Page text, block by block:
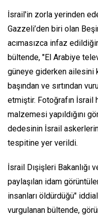
İsrail'in zorla yerinden
Gazzeli’den biri olan
acımasızca infaz
bültende, "El Arabiye
güneye giderken ailesini
başından ve sırtından
etmiştir. Fotoğrafın İsrail
malzemesi yapıldığını
dedesinin İsrail
tespitine yer verildi.
İsrail Dışişleri Bakanlığı
paylaşılan idam
insanları öldürdüğü"
vurgulanan bültende,